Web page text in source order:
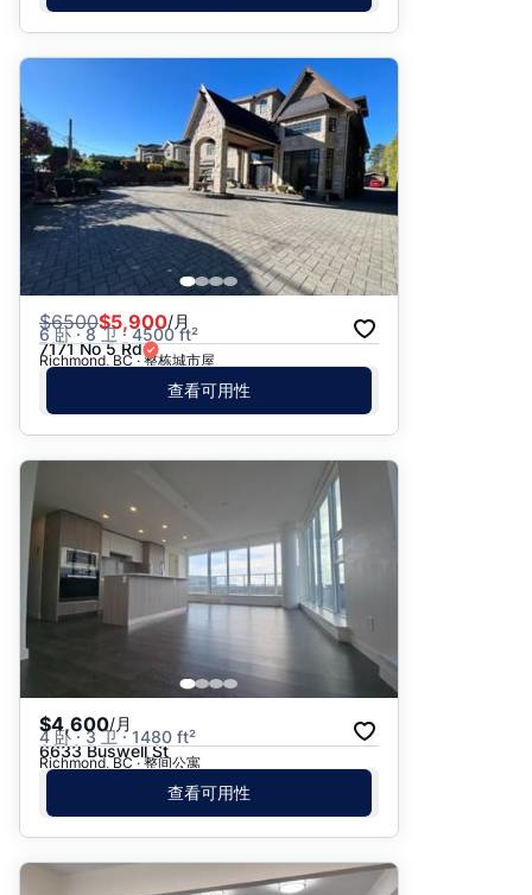
$6500$5,900/月
6 卧 · 8 卫 · 4500 ft²
7171 No 5 Rd
Richmond, BC · 整栋城市屋
查看可用性
$4,600/月
4 卧 · 3 卫 · 1480 ft²
6633 Buswell St
Richmond, BC · 整间公寓
查看可用性